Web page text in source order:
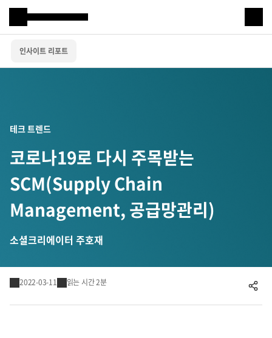
Samsung SDS
인사이트 리포트
IT서비스
디지털 혁신
물류 서비스
물류 소개
테크 트렌드
코로나19로 다시 주목받는
SCM(Supply Chain
Management, 공급망관리)
소셜크리에이터 주호재
2022-03-11
읽는 시간 2분
공유하기